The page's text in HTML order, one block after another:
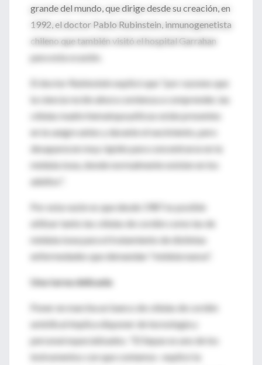
grande del mundo, que dirige desde su creación, en
1992, el doctor Pablo Rubinstein, inmunogenetista
chileno que también visitó el hospital Garrahan
para esta ocasión.
El doctor Rubinstein explicó que "por razones que
la ciencia recién ahora comienza a comprender, las
células madre hematopoyéticas están presentes
en la sangre antes y durante el nacimiento, pero
desaparecen muy rápido para concentrarse en la
médula ósea, donde normalmente existen en los
adultos".
Por esta razón es que desde 1987 es posible
utilizar tanto las células de cordón como las de
médula ósea para el tratamiento de distintas
enfermedades que demandan "médula nueva".
Una tarea delicada
Poner en marcha un banco de células de cordón
umbilical implica disponer de tecnología y
personal especializados. "El Sepax es uno de los
instrumentos con que contamos -explicó la